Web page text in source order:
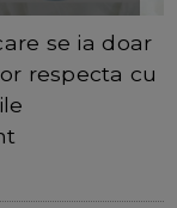
se ia doar
respecta cu